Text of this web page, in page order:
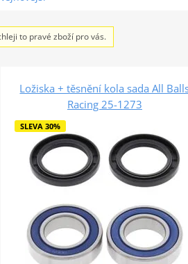
to pravé zboží pro vás.
Ložiska + těsnění kola sada All
Racing 25-1273
SLEVA 30%